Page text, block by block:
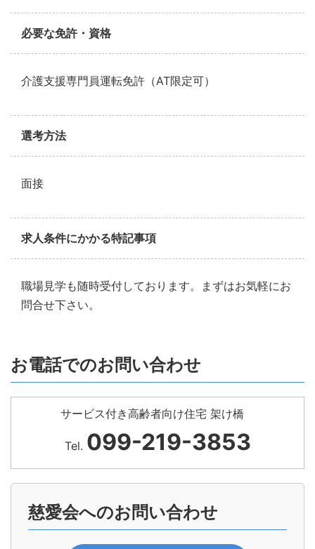
必要な免許・資格
介護支援専門員運転免許（AT限定可）
選考方法
面接
求人条件にかかる特記事項
職場見学も随時受付しております。まずはお気軽にお
問合せ下さい。
お電話でのお問い合わせ
サービス付き高齢者向け住宅 架け橋
Tel. 099-219-3853
慈愛会へのお問い合わせ